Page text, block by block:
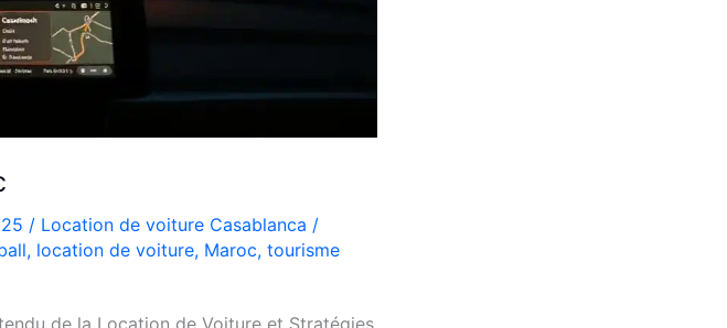
/ Location de voiture Casablanca /
, location de voiture, Maroc, tourisme